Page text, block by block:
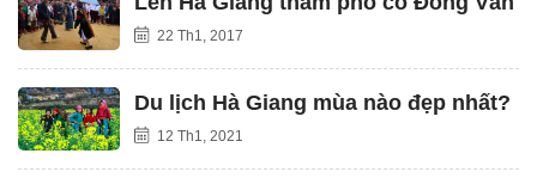
22 Th1, 2017
Du lịch Hà Giang mùa nào đẹp nhất?
12 Th1, 2021